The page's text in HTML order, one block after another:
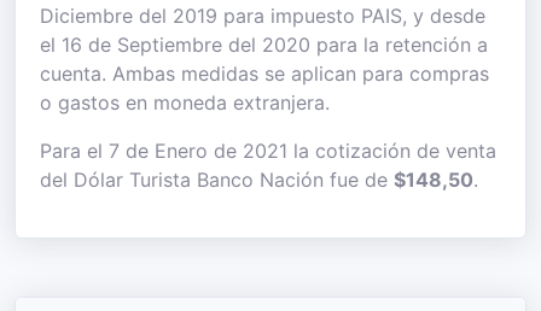
Diciembre del 2019 para impuesto PAIS, y desde
el 16 de Septiembre del 2020 para la retención a
cuenta. Ambas medidas se aplican para compras
o gastos en moneda extranjera.
Para el 7 de Enero de 2021 la cotización de venta
del Dólar Turista Banco Nación fue de $148,50.